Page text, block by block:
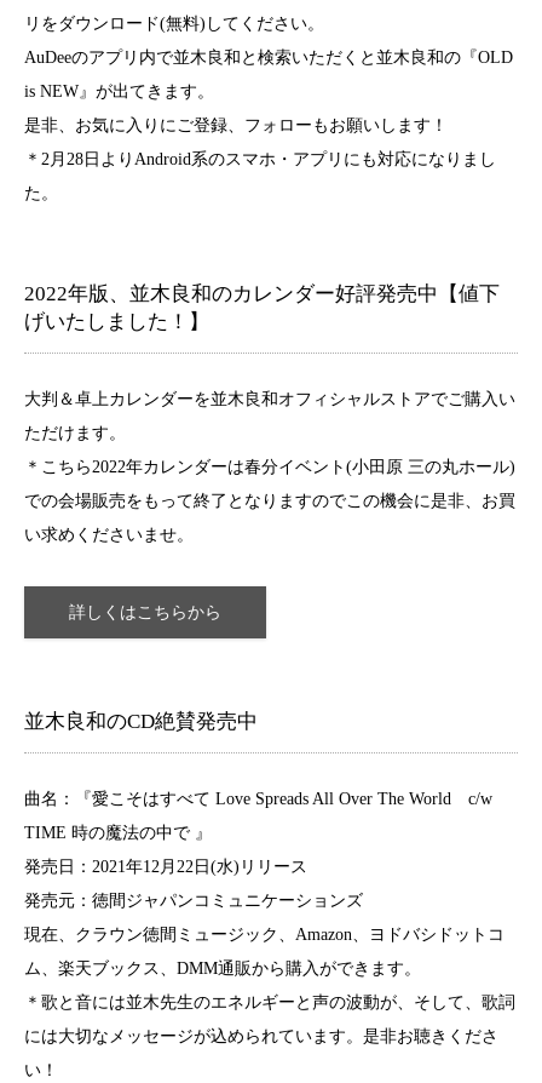
リをダウンロード(無料)してください。
AuDeeのアプリ内で並木良和と検索いただくと並木良和の『OLD
is NEW』が出てきます。
是非、お気に入りにご登録、フォローもお願いします！
＊2月28日よりAndroid系のスマホ・アプリにも対応になりまし
た。
2022年版、並木良和のカレンダー好評発売中【値下
げいたしました！】
大判＆卓上カレンダーを並木良和オフィシャルストアでご購入い
ただけます。
＊こちら2022年カレンダーは春分イベント(小田原 三の丸ホール)
での会場販売をもって終了となりますのでこの機会に是非、お買
い求めくださいませ。
詳しくはこちらから
並木良和のCD絶賛発売中
曲名：『愛こそはすべて Love Spreads All Over The World c/w
TIME 時の魔法の中で 』
発売日：2021年12月22日(水)リリース
発売元：徳間ジャパンコミュニケーションズ
現在、クラウン徳間ミュージック、Amazon、ヨドバシドットコ
ム、楽天ブックス、DMM通販から購入ができます。
＊歌と音には並木先生のエネルギーと声の波動が、そして、歌詞
には大切なメッセージが込められています。是非お聴きくださ
い！